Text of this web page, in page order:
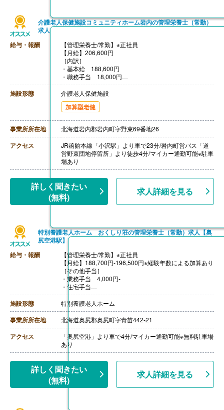
介護老人保健施設コミュニティホーム岩内の管理栄養士（常勤）
求人
給与・報酬
【管理栄養士/常勤】※正社員
【月給】206,600円
［内訳］
・基本給 188,600円
・職務手当 18,000円
［その他手当］
・住宅手当
・燃料手当
・扶養手当
【通勤手当】あり（上限45,000円/月）
【昇給】あり（1月あたり1,200円-1,500円）※前年度実
【退職金】あり※勤続3年以上
施設形態 介護老人保健施設
加算型老健
事業所所在地 北海道岩内郡岩内町字野束69番地26
アクセス
JR函館本線「小沢駅」より車で23分/岩内町営バス「道
営野束団地停留所」より徒歩4分/マイカー通勤可能※駐車
場あり
詳しく聞きたい
(無料)
求人詳細を見る
特別養護老人ホーム おくしり荘の管理栄養士（常勤）求人【奥
尻空港駅】
給与・報酬
【管理栄養士/常勤】※正社員
【月給】188,700円-196,500円※経験年数による加算あり
［その他手当］
・業務手当 4,000円-
・住宅手当
・寒冷地手当
【賞与】年2回（計4.30ヶ月分）※前年度実績、採用年度
は2.90ヶ月分
【通勤手当】あり（上限2,000円-12,900円/月）※片道2k
m以上
施設形態 特別養護老人ホーム
事業所所在地 北海道奥尻郡奥尻町字青苗442-21
アクセス
「奥尻空港」より車で4分/マイカー通勤可能※無料駐車場
あり
詳しく聞きたい
(無料)
求人詳細を見る